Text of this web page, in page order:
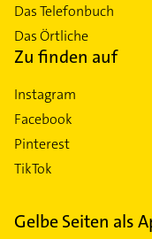
Das Telefonbuch
Das Örtliche
Zu finden auf
Instagram
Facebook
Pinterest
TikTok
Gelbe Seiten als